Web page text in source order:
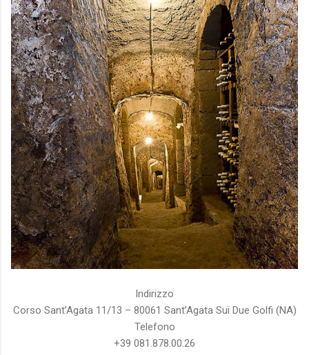
Indirizzo
Corso Sant’Agata 11/13 – 80061 Sant’Agata Sui Due Golfi (NA)
Telefono
+39 081.878.00.26